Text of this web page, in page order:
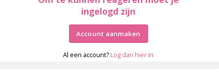
ingelogd zijn
Account aanmaken
Al een account? Log dan hier in